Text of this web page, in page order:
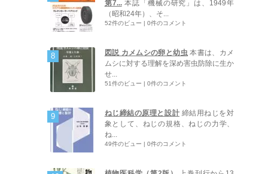
第7... 本誌「機械の研究」は、1949年
（昭和24年）、そ...
52件のビュー | 0件のコメント
図説 カメムシの卵と幼虫 本書は、カメ
ムシに対する理解を深め害虫防除に生か
せ...
51件のビュー | 0件のコメント
ねじ締結の原理と設計 締結用ねじを対
象として、ねじの規格、ねじの力学、
ね...
49件のビュー | 0件のコメント